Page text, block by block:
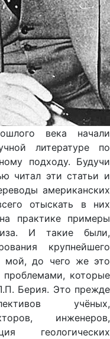
века начали
литературе по
подходу. Будучи
читал эти статьи и
американских
отыскать в них
практике примеры
И такие были,
крупнейшего
мой, до чего же это
которые
Берия. Это прежде
учёных,
инженеров,
геологических